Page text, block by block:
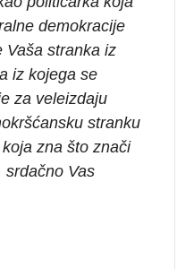
demokracije
Vaša stranka iz
iz kojega se
za veleizdaju
stranku
zna što znači
srdačno Vas